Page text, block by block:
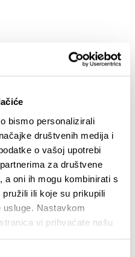
bismo personalizirali
društvenih medija i
o vašoj upotrebi
za društvene
a oni ih mogu kombinirati s
ili koje su prikupili
usluge. Nastavkom
vi prihvaćate našu
?lang=en